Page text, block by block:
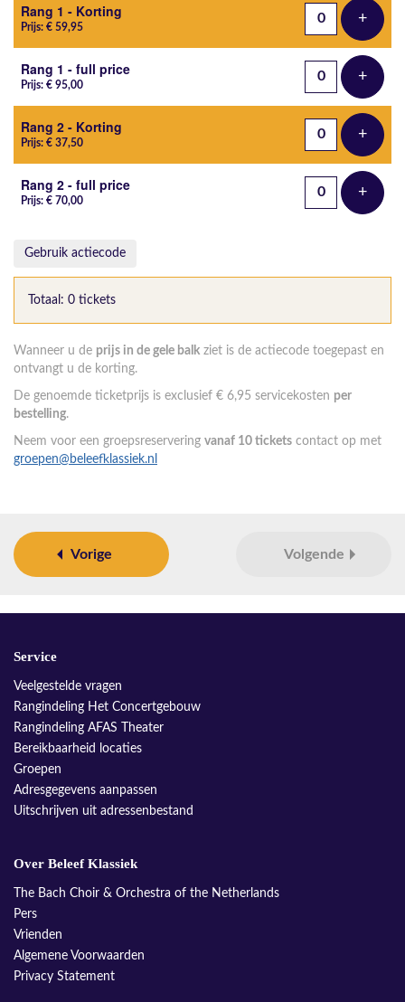
Rang 1 - Korting
Prijs: € 59,95 +Voeg
Rang 1 - full price
Prijs: € 95,00 +Voeg
Rang 2 - Korting
Prijs: € 37,50 +Voeg
Rang 2 - full price
Prijs: € 70,00 +Voeg
Gebruik actiecode
Totaal: 0 tickets
Wanneer u de prijs in de gele balk ziet is de actiecode toegepast en
ontvangt u de korting.
De genoemde ticketprijs is exclusief € 6,95 servicekosten per
bestelling.
Neem voor een groepsreservering vanaf 10 tickets contact op met
groepen@beleefklassiek.nl
Vorige Volgende
Service
Veelgestelde vragen
Rangindeling Het Concertgebouw
Rangindeling AFAS Theater
Bereikbaarheid locaties
Groepen
Adresgegevens aanpassen
Uitschrijven uit adressenbestand
Over Beleef Klassiek
The Bach Choir & Orchestra of the Netherlands
Pers
Vrienden
Algemene Voorwaarden
Privacy Statement